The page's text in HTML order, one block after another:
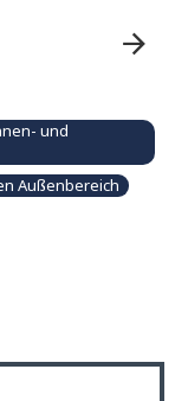
und
Außenbereich